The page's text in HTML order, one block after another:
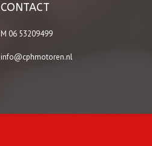
CONTACT
M 06 53209499
info@cphmotoren.nl